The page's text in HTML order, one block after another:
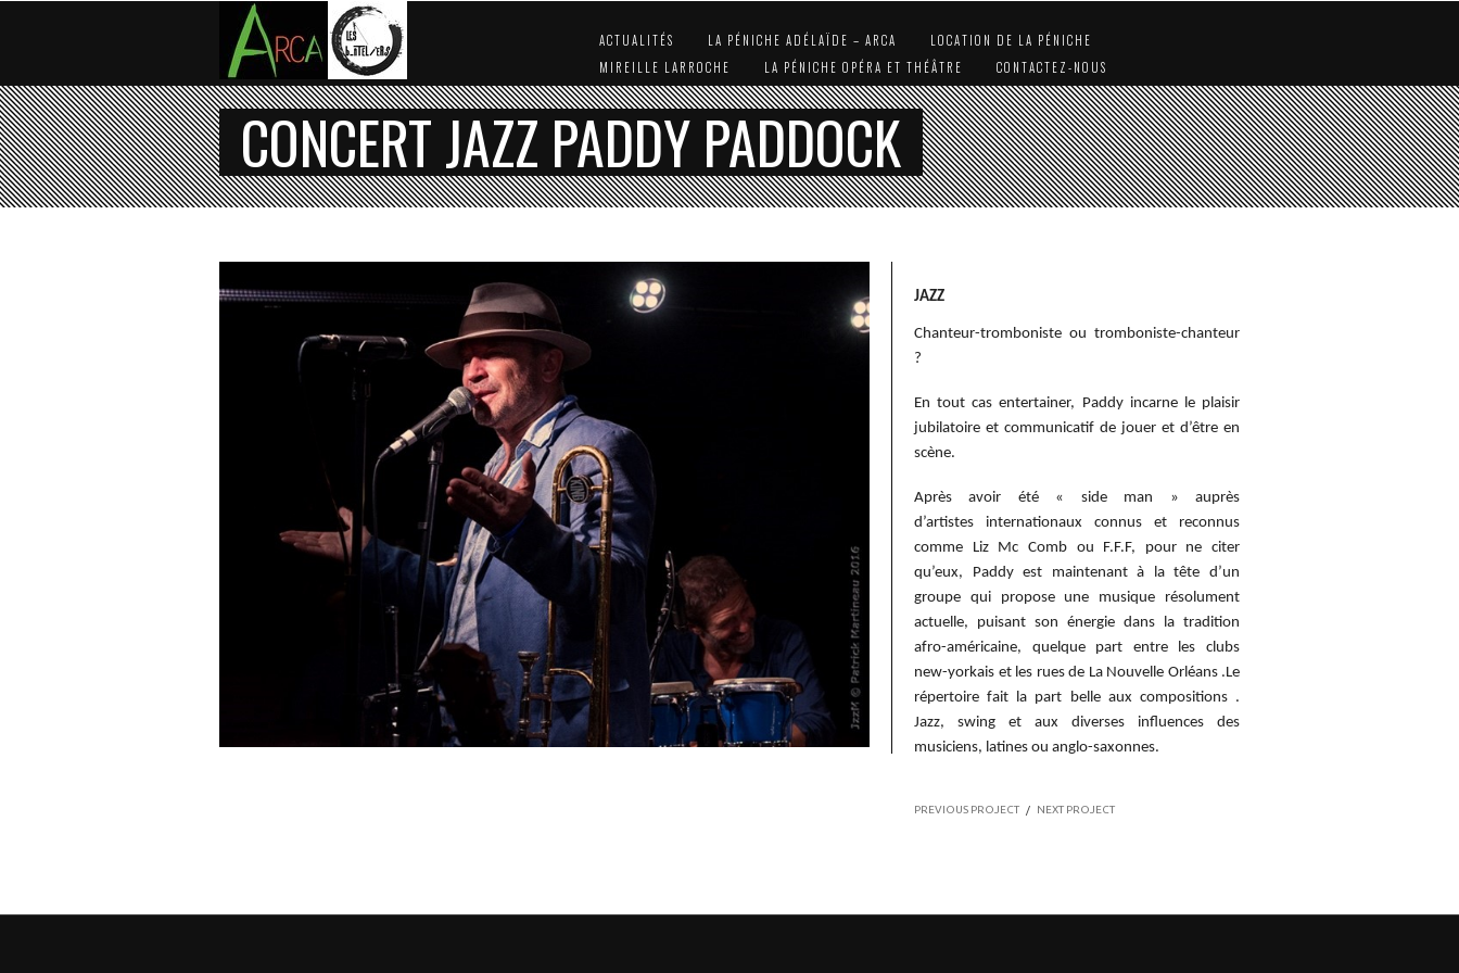
ACTUALITÉS LA PÉNICHE ADÉLAÏDE – ARCA
LOCATION DE LA PÉNICHE
MIREILLE LARROCHE
LA PÉNICHE OPÉRA ET THÉÂTRE CONTACTEZ-NOUS
CONCERT JAZZ PADDY PADDOCK
JAZZ
Chanteur-tromboniste ou tromboniste-chanteur
?
En tout cas entertainer, Paddy incarne le plaisir
jubilatoire et communicatif de jouer et d’être en
scène.
Après avoir été « side man » auprès
d’artistes internationaux connus et reconnus
comme Liz Mc Comb ou F.F.F, pour ne citer
qu’eux, Paddy est maintenant à la tête d’un
groupe qui propose une musique résolument
actuelle, puisant son énergie dans la tradition
afro-américaine, quelque part entre les clubs
new-yorkais et les rues de La Nouvelle Orléans .Le
répertoire fait la part belle aux compositions .
Jazz, swing et aux diverses influences des
musiciens, latines ou anglo-saxonnes.
PREVIOUS PROJECT / NEXT PROJECT